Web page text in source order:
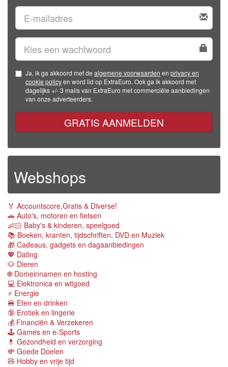
Ja, ik ga akkoord met de algemene voorwaarden en privacy en
cookie policy
dagelijks +/- 3 mails van ExtraEuro met commerciële aanbiedingen
van onze adverteerders.
GRATIS AANMELDEN
Webshops
🏅 Accountscore,Gratis & Diverse!
🚗 Auto's, motoren en fietsen
👶🏻 Baby's & kinderen, speelgoed
📚 Boeken, kranten, tijdschriften, DVD en Muziek
🎁 Cadeaus, gadgets en dagaanbiedingen
💖 Dating
🐶 Dieren
🌐 Domeinnamen en hosting
💻 Elektronica en witgoed
⚡️ Energie
🍔 Eten en drinken
🔞 Erotiek en lingerie
💰 Financiën & Verzekeren
🕹 Games en e-Sports
💊 Gezondheid en verzorging
💸 Goede Doelen
🧸 Hobby en vrije tijd